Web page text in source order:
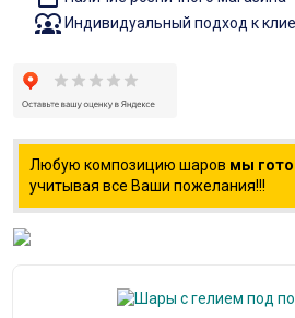
diversity_1Индивидуальный подход к
Любую композицию шаров мы
учитывая все Ваши пожелания!!!